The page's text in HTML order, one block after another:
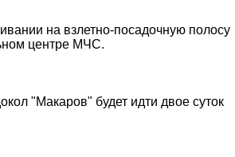
на взлетно-посадочную полосу
центре МЧС.
"Макаров" будет идти двое суток